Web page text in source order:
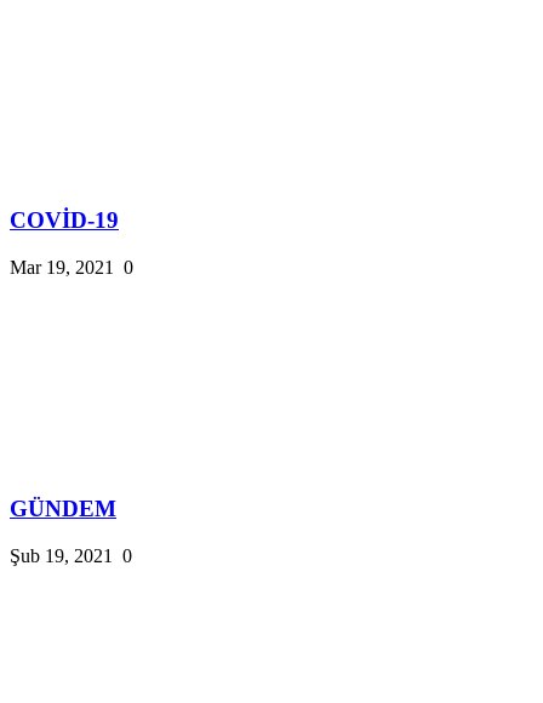
COVİD-19
Mar 19, 2021 0
GÜNDEM
Şub 19, 2021 0